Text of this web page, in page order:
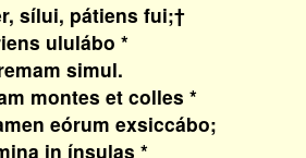
sílui, pátiens fui;†
ululábo *
simul.
montes et colles *
eórum exsiccábo;
in ínsulas *